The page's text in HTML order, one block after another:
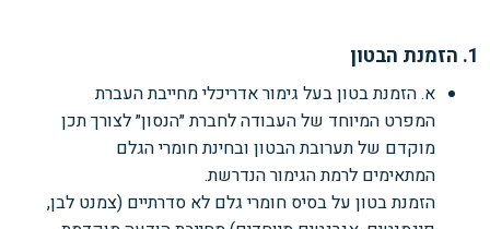
1. הזמנת הבטון
א. הזמנת בטון בעל גימור אדריכלי מחייבת העברת
המפרט המיוחד של העבודה לחברת ״הנסון״ לצורך תכן
מוקדם של תערובת הבטון ובחינת חומרי הגלם
המתאימים לרמת הגימור הנדרשת.
הזמנת בטון על בסיס חומרי גלם לא סדרתיים (צמנט לבן,